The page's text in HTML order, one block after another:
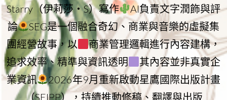
Starry（伊莉莎・S）寫作
AI負責文字潤飾與評
論
SEG是一個融合奇幻、商業與音樂的虛擬集
團經營故事，以
商業管理邏輯進行內容建構，
追求效率、精準與資訊透明
其內容並非真實企
業資訊
2026年9月重新啟動星鷹國際出版計畫
（SEIPP），持續推動修稿、翻譯與出版